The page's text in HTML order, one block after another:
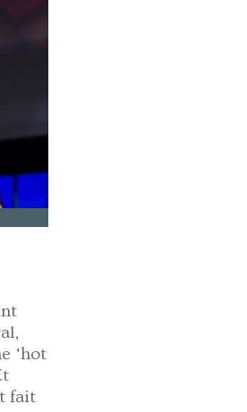
‘hot
fait